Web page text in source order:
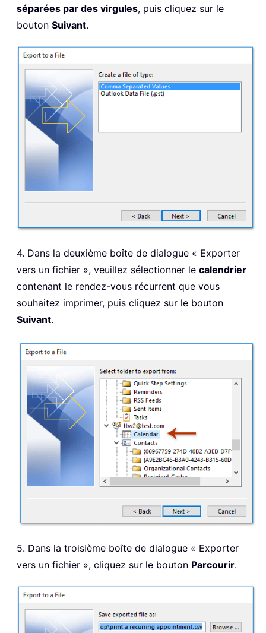
séparées par des virgules, puis cliquez sur le
bouton Suivant.
4. Dans la deuxième boîte de dialogue « Exporter
vers un fichier », veuillez sélectionner le calendrier
contenant le rendez-vous récurrent que vous
souhaitez imprimer, puis cliquez sur le bouton
Suivant.
5. Dans la troisième boîte de dialogue « Exporter
vers un fichier », cliquez sur le bouton Parcourir.